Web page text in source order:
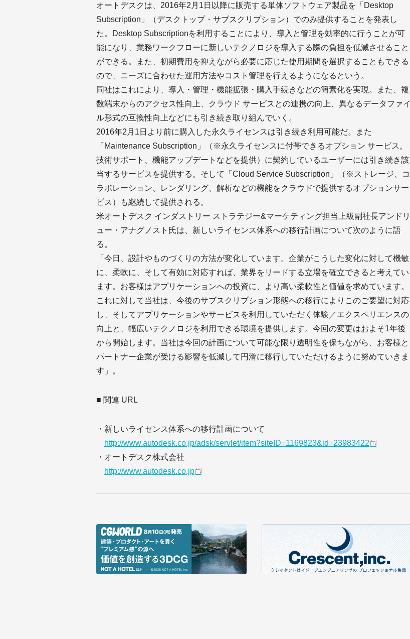
オートデスクは、2016年2月1日以降に販売する単体ソフトウェア製品を「Desktop
Subscription」（デスクトップ・サブスクリプション）でのみ提供することを発表し
た。Desktop Subscriptionを利用することにより、導入と管理を効率的に行うことが可
能になり、業務ワークフローに新しいテクノロジを導入する際の負担を低減させること
ができる。また、初期費用を抑えながら必要に応じた使用期間を選択することもできる
ので、ニーズに合わせた運用方法やコスト管理を行えるようになるという。
同社はこれにより、導入・管理・機能拡張・購入手続きなどの簡素化を実現。また、複
数端末からのアクセス性向上、クラウド サービスとの連携の向上、異なるデータファイ
ル形式の互換性向上などにも引き続き取り組んでいく。
2016年2月1日より前に購入した永久ライセンスは引き続き利用可能だ。また
「Maintenance Subscription」（※永久ライセンスに付帯できるオプション サービス。
技術サポート、機能アップデートなどを提供）に契約しているユーザーには引き続き該
当するサービスを提供する。そして「Cloud Service Subscription」（※ストレージ、コ
ラボレーション、レンダリング、解析などの機能をクラウドで提供するオプションサー
ビス）も継続して提供される。
米オートデスク インダストリー ストラテジー&マーケティング担当上級副社長アンドリ
ュー・アナグノスト氏は、新しいライセンス体系への移行計画について次のように語
る。
「今日、設計やものづくりの方法が変化しています。企業がこうした変化に対して機敏
に、柔軟に、そして有効に対応すれば、業界をリードする立場を確立できると考えてい
ます。お客様はアプリケーションへの投資に、より高い柔軟性と価値を求めています。
これに対して当社は、今後のサブスクリプション形態への移行によりこのご要望に対応
し、そしてアプリケーションやサービスを利用していただく体験／エクスペリエンスの
向上と、幅広いテクノロジを利用できる環境を提供します。今回の変更はおよそ1年後
から開始します。当社は今回の計画について可能な限り透明性を保ちながら、お客様と
パートナー企業が受ける影響を低減して円滑に移行していただけるように努めていきま
す」。
■ 関連 URL
・新しいライセンス体系への移行計画について
http://www.autodesk.co.jp/adsk/servlet/item?siteID=1169823&id=23983422
・オートデスク株式会社
http://www.autodesk.co.jp